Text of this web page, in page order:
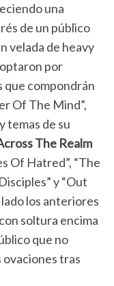
una
de un público
velada de heavy
por
compondrán
Of The Mind”,
temas de su
The Realm
Of Hatred”, “The
y “Out
los anteriores
soltura encima
que no
ovaciones tras